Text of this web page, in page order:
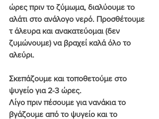
ώρες πριν το ζύμωμα, διαλύουμε το
αλάτι στο ανάλογο νερό. Προσθέτουμε
τ άλευρα και ανακατεύομαι (δεν
ζυμώνουμε) να βραχεί καλά όλο το
αλεύρι.
Σκεπάζουμε και τοποθετούμε στο
ψυγείο για 2-3 ώρες.
Λίγο πριν πέσουμε για νανάκια το
βγάζουμε από το ψυγείο και το